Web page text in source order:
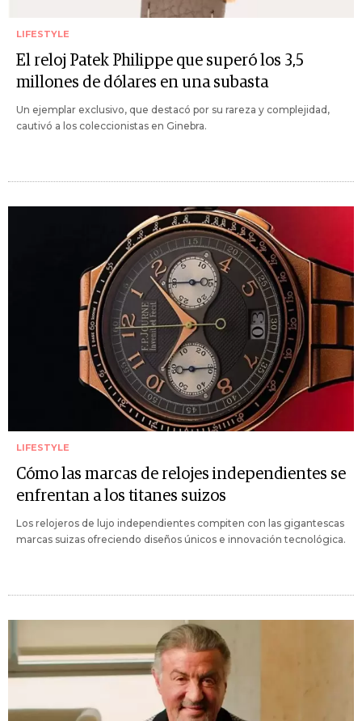
LIFESTYLE
El reloj Patek Philippe que superó los 3,5
millones de dólares en una subasta
Un ejemplar exclusivo, que destacó por su rareza y complejidad,
cautivó a los coleccionistas en Ginebra.
LIFESTYLE
Cómo las marcas de relojes independientes se
enfrentan a los titanes suizos
Los relojeros de lujo independientes compiten con las gigantescas
marcas suizas ofreciendo diseños únicos e innovación tecnológica.